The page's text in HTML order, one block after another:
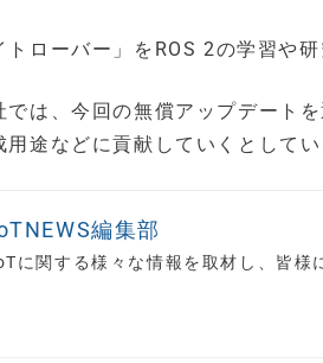
トローバー」をROS 2の学習や
では、今回の無償アップデート
途などに貢献していくとしてい
編集部
に関する様々な情報を取材し、皆様